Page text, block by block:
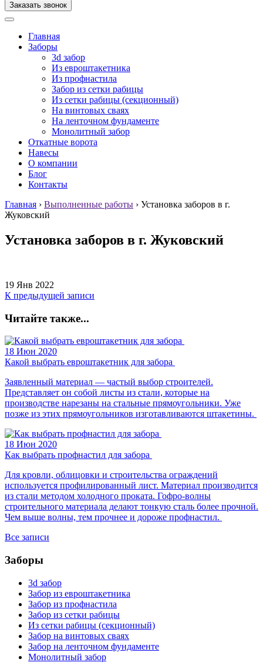
Заказать звонок
Главная
Заборы
3d забор
Из евроштакетника
Из профнастила
Забор из сетки рабицы
Из сетки рабицы (секционный)
На винтовых сваях
На ленточном фундаменте
Монолитный забор
Откатные ворота
Навесы
О компании
Блог
Контакты
Главная › Выполненные работы › Установка заборов в г.
Жуковский
Установка заборов в г. Жуковский
19 Янв 2022
К предыдущей записи
Читайте также...
18 Июн 2020
Какой выбрать евроштакетник для забора
Заявленный материал — частый выбор строителей.
Представляет он собой листы из стали, которые на
производстве нарезаны на стальные прямоугольники. Уже
позже из этих прямоугольников изготавливаются штакетины.
18 Июн 2020
Как выбрать профнастил для забора
Для кровли, облицовки и строительства ограждений
используется профилированный лист. Материал производится
из стали методом холодного проката. Гофро-волны
строительного материала делают тонкую сталь более прочной.
Чем выше волны, тем прочнее и дороже профнастил.
Все записи
Заборы
3d забор
Забор из евроштакетника
Забор из профнастила
Забор из сетки рабицы
Из сетки рабицы (секционный)
Забор на винтовых сваях
Забор на ленточном фундаменте
Монолитный забор